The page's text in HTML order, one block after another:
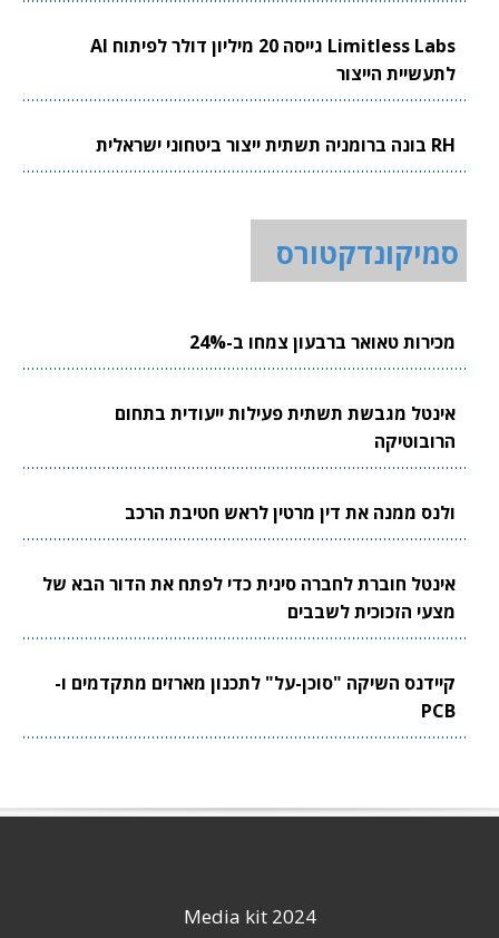
Limitless Labs גייסה 20 מיליון דולר לפיתוח AI
לתעשיית הייצור
RH בונה ברומניה תשתית ייצור ביטחוני ישראלית
סמיקונדקטורס
מכירות טאואר ברבעון צמחו ב-24%
אינטל מגבשת תשתית פעילות ייעודית בתחום
הרובוטיקה
ולנס ממנה את דין מרטין לראש חטיבת הרכב
אינטל חוברת לחברה סינית כדי לפתח את הדור הבא של
מצעי הזכוכית לשבבים
קיידנס השיקה "סוכן-על" לתכנון מארזים מתקדמים ו-
PCB
Media kit 2024